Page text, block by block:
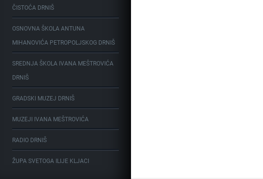
ČISTOĆA DRNIŠ
OSNOVNA ŠKOLA ANTUNA
MIHANOVIĆA PETROPOLJSKOG DRNIŠ
SREDNJA ŠKOLA IVANA MEŠTROVIĆA
DRNIŠ
GRADSKI MUZEJ DRNIŠ
MUZEJI IVANA MEŠTROVIĆA
RADIO DRNIŠ
ŽUPA SVETOGA ILIJE KLJACI